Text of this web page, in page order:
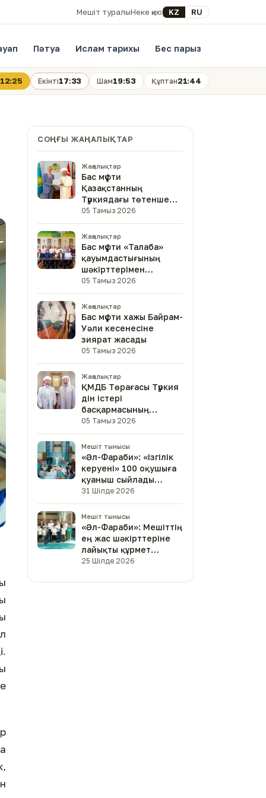
Мешіт туралыНеке қиюSelect your language
KZ RU
Пәтуа Ислам тарихы Бес парыз
12:25 Екінті17:33 Шам19:53 Құптан21:44
СОҢҒЫ ЖАҢАЛЫҚТАР
Жаңалықтар
Бас мүфти
Қазақстанның
Түркиядағы төтенше
және өкілетті
елшісімен кездесті
05 Тамыз 2026
Жаңалықтар
Бас мүфти «Талаба»
қауымдастығының
шәкірттерімен
кездесті
05 Тамыз 2026
Жаңалықтар
Бас мүфти хажы Байрам-
Уәли кесенесіне
зиярат жасады
05 Тамыз 2026
Жаңалықтар
ҚМДБ Төрағасы Түркия
дін істері
басқармасының
төрағасымен кездесті
05 Тамыз 2026
Мешіт тынысы
«Әл-Фараби»: «Ізгілік
керуені» 100 оқушыға
қуаныш сыйлады
(фото)
31 Шілде 2026
Мешіт тынысы
«Әл-Фараби»: Мешіттің
ең жас шәкірттеріне
лайықты құрмет
көрсетілді (фото)
25 Шілде 2026